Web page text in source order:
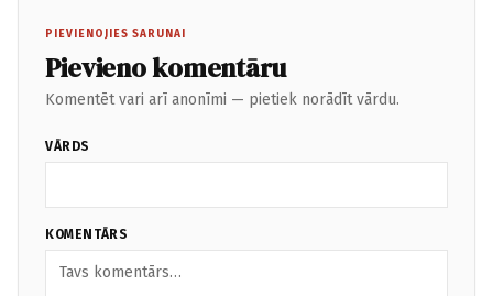
PIEVIENOJIES SARUNAI
Pievieno komentāru
Komentēt vari arī anonīmi — pietiek norādīt vārdu.
VĀRDS
KOMENTĀRS